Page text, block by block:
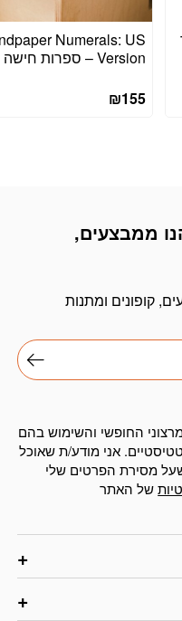
Numerals: US
Version – ספרות חישה
₪155
ממבצעים,
קופונים ומתנות
החופשי והשימוש בהם
אני מודע/ת שאוכל
מסירת הפרטים שלי
של האתר